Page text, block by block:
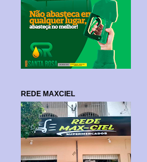
REDE MAXCIEL